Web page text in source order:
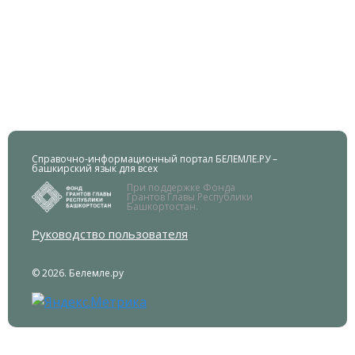
Справочно-информационный портал БЕЛЕМЛЕ.РУ –
башкирский язык для всех
При поддержке Фонда
Грантов Главы Республики
Башкортостан.
Руководство пользователя
© 2026. Белемле.ру